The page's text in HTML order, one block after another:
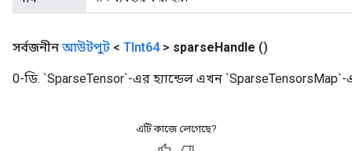
সর্বজনীন আউটপুট < TInt64> sparseHandle ()
0-ডি. `SparseTensor`-এর হ্যান্ডেল এখন `SparseTensorsMap`-
এটি কাজে লেগেছে?